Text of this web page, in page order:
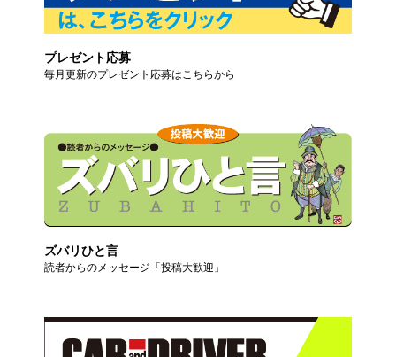
プレゼント応募
毎月更新のプレゼント応募はこちらから
ズバリひと言
読者からのメッセージ「投稿大歓迎」